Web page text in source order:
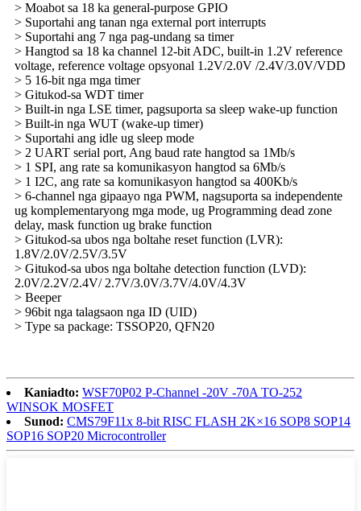
> Moabot sa 18 ka general-purpose GPIO
> Suportahi ang tanan nga external port interrupts
> Suportahi ang 7 nga pag-undang sa timer
> Hangtod sa 18 ka channel 12-bit ADC, built-in 1.2V reference
voltage, reference voltage opsyonal 1.2V/2.0V /2.4V/3.0V/VDD
> 5 16-bit nga mga timer
> Gitukod-sa WDT timer
> Built-in nga LSE timer, pagsuporta sa sleep wake-up function
> Built-in nga WUT (wake-up timer)
> Suportahi ang idle ug sleep mode
> 2 UART serial port, Ang baud rate hangtod sa 1Mb/s
> 1 SPI, ang rate sa komunikasyon hangtod sa 6Mb/s
> 1 I2C, ang rate sa komunikasyon hangtod sa 400Kb/s
> 6-channel nga gipaayo nga PWM, nagsuporta sa independente
ug komplementaryong mga mode, ug Programming dead zone
delay, mask function ug brake function
> Gitukod-sa ubos nga boltahe reset function (LVR):
1.8V/2.0V/2.5V/3.5V
> Gitukod-sa ubos nga boltahe detection function (LVD):
2.0V/2.2V/2.4V/ 2.7V/3.0V/3.7V/4.0V/4.3V
> Beeper
> 96bit nga talagsaon nga ID (UID)
> Type sa package: TSSOP20, QFN20
Kaniadto: WSF70P02 P-Channel -20V -70A TO-252
WINSOK MOSFET
Sunod: CMS79F11x 8-bit RISC FLASH 2K×16 SOP8 SOP14
SOP16 SOP20 Microcontroller